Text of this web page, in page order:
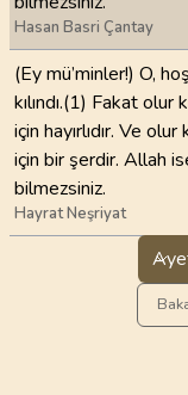
Hasan Basri Çantay
(Ey mü’minler!) O,
kılındı.(1) Fakat olur
için hayırlıdır. Ve
için bir şerdir. Allah
bilmezsiniz.
Hayrat Neşriyat